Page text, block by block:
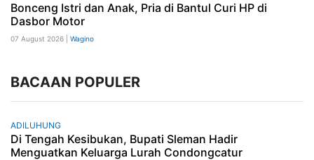
Bonceng Istri dan Anak, Pria di Bantul Curi HP di
Dasbor Motor
07 August 2026 | Wagino
BACAAN POPULER
ADILUHUNG
Di Tengah Kesibukan, Bupati Sleman Hadir
Menguatkan Keluarga Lurah Condongcatur